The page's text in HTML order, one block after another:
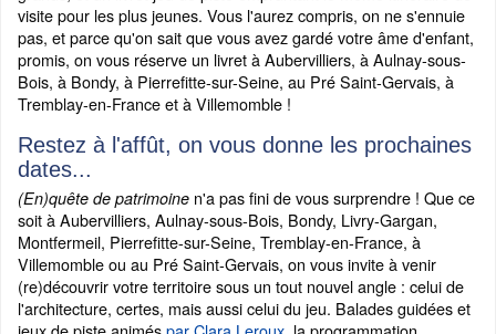
visite pour les plus jeunes. Vous l'aurez compris, on ne s'ennuie
pas, et parce qu'on sait que vous avez gardé votre âme d'enfant,
promis, on vous réserve un livret à Aubervilliers, à Aulnay-sous-
Bois, à Bondy, à Pierrefitte-sur-Seine, au Pré Saint-Gervais, à
Tremblay-en-France et à Villemomble !
Restez à l'affût, on vous donne les prochaines
dates...
(En)quête de patrimoine n'a pas fini de vous surprendre ! Que ce
soit à Aubervilliers, Aulnay-sous-Bois, Bondy, Livry-Gargan,
Montfermeil, Pierrefitte-sur-Seine, Tremblay-en-France, à
Villemomble ou au Pré Saint-Gervais, on vous invite à venir
(re)découvrir votre territoire sous un tout nouvel angle : celui de
l'architecture, certes, mais aussi celui du jeu. Balades guidées et